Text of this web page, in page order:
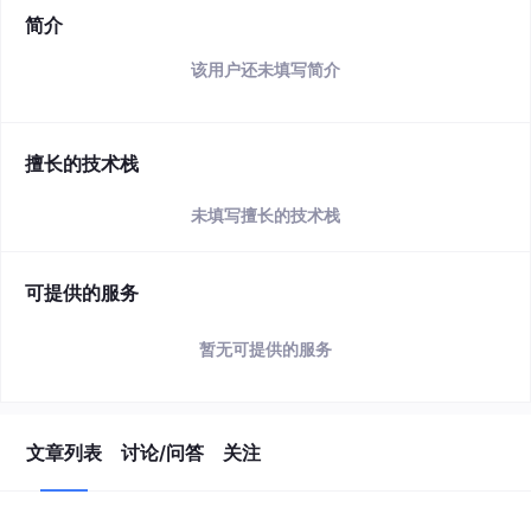
简介
该用户还未填写简介
擅长的技术栈
未填写擅长的技术栈
可提供的服务
暂无可提供的服务
文章列表 讨论/问答 关注